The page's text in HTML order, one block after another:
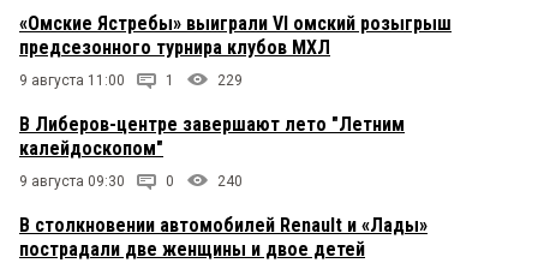
«Омские Ястребы» выиграли VI омский розыгрыш
предсезонного турнира клубов МХЛ
9 августа 11:00 1 229
В Либеров-центре завершают лето "Летним
калейдоскопом"
9 августа 09:30 0 240
В столкновении автомобилей Renault и «Лады»
пострадали две женщины и двое детей